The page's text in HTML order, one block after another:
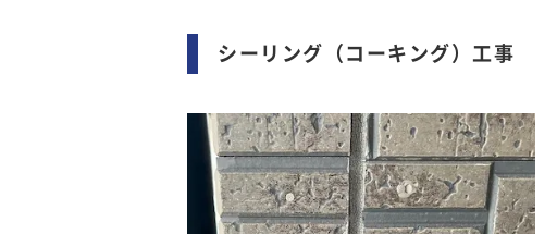
シーリング（コーキング）工事